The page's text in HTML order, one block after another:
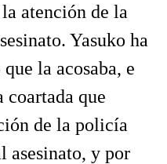
atención de la
Yasuko ha
la acosaba, e
coartada que
de la policía
asesinato, y por